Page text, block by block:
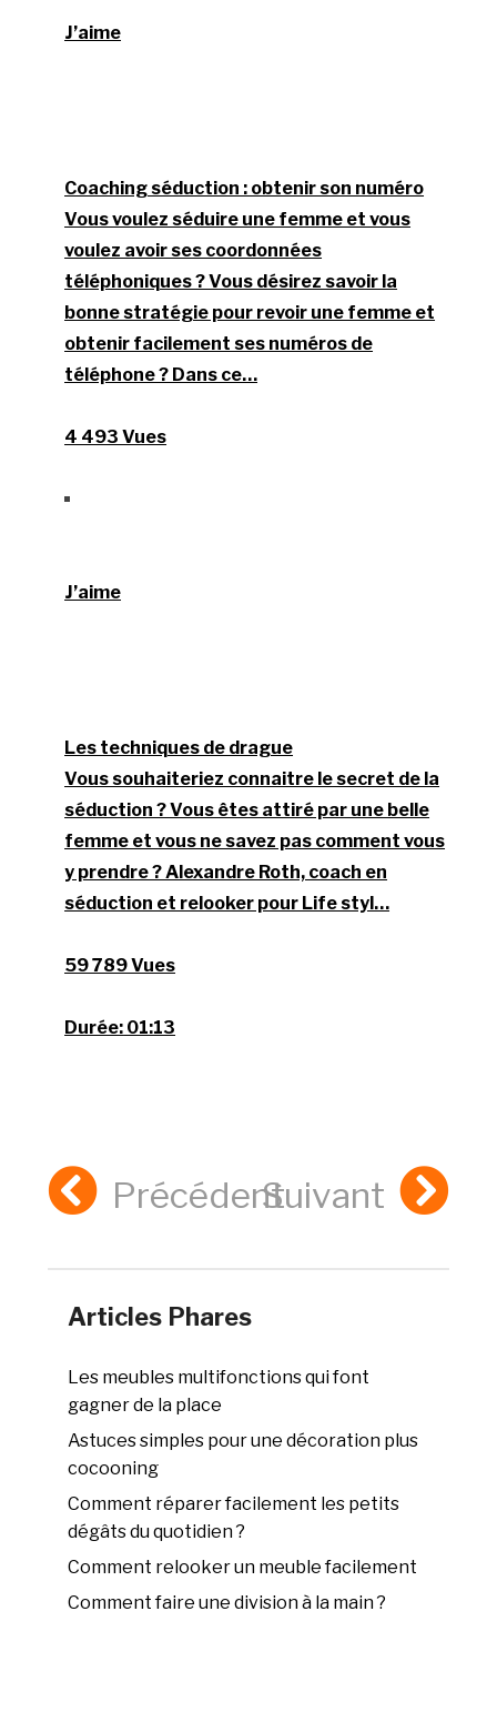
J’aime
Coaching séduction : obtenir son numéro
Vous voulez séduire une femme et vous
voulez avoir ses coordonnées
téléphoniques ? Vous désirez savoir la
bonne stratégie pour revoir une femme et
obtenir facilement ses numéros de
téléphone ? Dans ce…
4 493 Vues
J’aime
Les techniques de drague
Vous souhaiteriez connaitre le secret de la
séduction ? Vous êtes attiré par une belle
femme et vous ne savez pas comment vous
y prendre ? Alexandre Roth, coach en
séduction et relooker pour Life styl…
59 789 Vues
Durée: 01:13
PrécédentSuivant
Articles Phares
Les meubles multifonctions qui font
gagner de la place
Astuces simples pour une décoration plus
cocooning
Comment réparer facilement les petits
dégâts du quotidien ?
Comment relooker un meuble facilement
Comment faire une division à la main ?